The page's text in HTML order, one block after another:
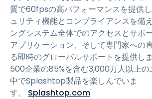
質で60fpsの高パフォーマンスを提供
ュリティ機能とコンプライアンスを備
ングシステム全体でのアクセスとサポ
アプリケーション、そして専門家への
る即時のグローバルサポートを提供し
500企業の85%を含む3,000万人以上の
中でSplashtop製品を楽しんでいま
す。 Splashtop.com